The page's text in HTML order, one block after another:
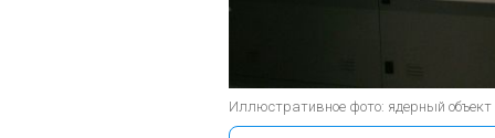
Иллюстративное фото: ядерный